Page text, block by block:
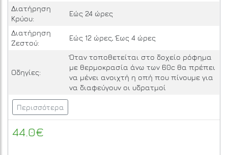
Διατήρηση
Κρύου:
Εώς 24 ώρες
Διατήρηση
Ζεστού:
Εώς 12 ώρες, Έως 4 ώρες
Οδηγίες:
Όταν τοποθετείται στο δοχείο ρόφημα
με θερμοκρασία άνω των 60c θα πρέπει
να μένει ανοιχτή η οπή που πίνουμε για
να διαφεύγουν οι υδρατμοί
Περισσότερα
44.0€